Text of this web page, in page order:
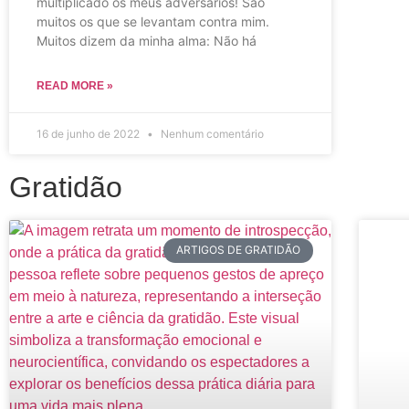
muitos os que se levantam contra mim.
Muitos dizem da minha alma: Não há
READ MORE »
16 de junho de 2022 Nenhum comentário
Gratidão
ARTIGOS DE GRATIDÃO